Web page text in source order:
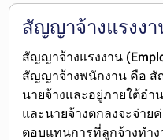
สัญญาจ้างแรงงา
สัญญาจ้างแรงงาน
สัญญาจ้างพนักงาน คือ
นายจ้างและอยู่ภายใต้อ
และนายจ้างตกลงจะจ่าย
ตอบแทนการที่ลูกจ้างทำ